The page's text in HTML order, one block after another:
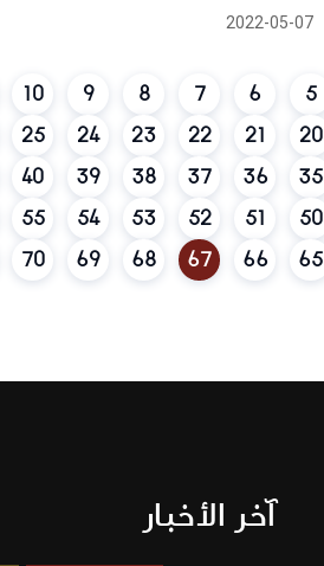
2022-05-07
5
6
7
8
9
10
20
21
22
23
24
25
35
36
37
38
39
40
50
51
52
53
54
55
65
66
67
68
69
70
آخر الأخبار